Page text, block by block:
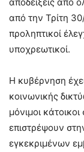
από την Τρίτη
προληπτικοί
υποχρεωτικοί.
Η κυβέρνηση
κοινωνικής
μόνιμοι
επιστρέψουν
εγκεκριμένων